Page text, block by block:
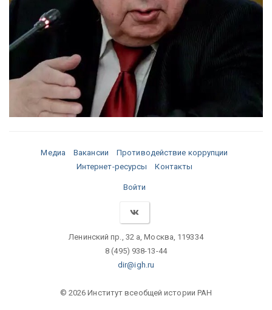
Медиа Вакансии
Противодействие коррупции
Интернет-ресурсы
Контакты
Войти
Ленинский пр., 32 а, Москва, 119334
8 (495) 938-13-44
dir@igh.ru
© 2026 Институт всеобщей истории РАН